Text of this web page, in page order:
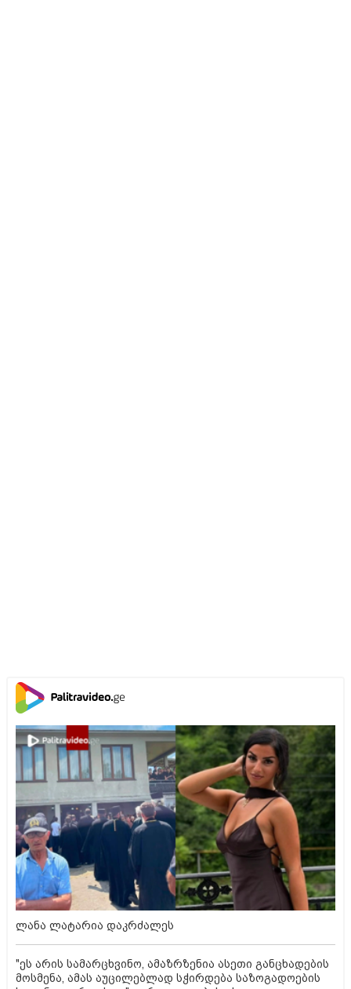
ლანა ლატარია დაკრძალეს
"ეს არის სამარცხვინო, ამაზრზენია ასეთი განცხადების
მოსმენა, ამას აუცილებლად სჭირდება საზოგადოების